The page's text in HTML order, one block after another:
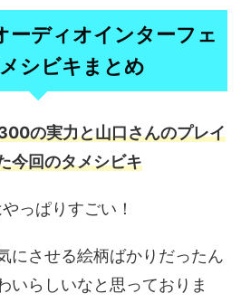
ディオインターフェ
シビキまとめ
の実力と山口さんのプレイ
今回のタメシビキ
っぱりすごい！
にさせる絵柄ばかりだったん
いらしいなと思っておりま